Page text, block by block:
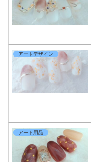
アートデザイン
アート用品